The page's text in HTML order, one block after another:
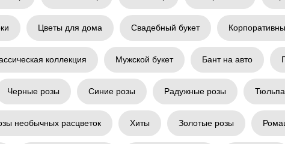
Цветы для дома Свадебный букет
коллекция Мужской букет Бант на авто
Черные розы Синие розы Радужные розы
необычных расцветок Хиты Золотые розы